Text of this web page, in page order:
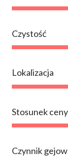
Czystość
Lokalizacja
Stosunek
Czynnik